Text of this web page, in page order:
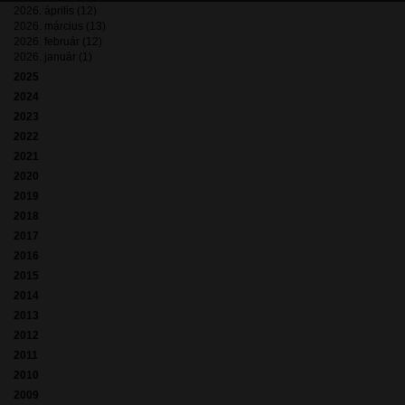
2026. április (12)
2026. március (13)
2026. február (12)
2026. január (1)
2025
2024
2023
2022
2021
2020
2019
2018
2017
2016
2015
2014
2013
2012
2011
2010
2009